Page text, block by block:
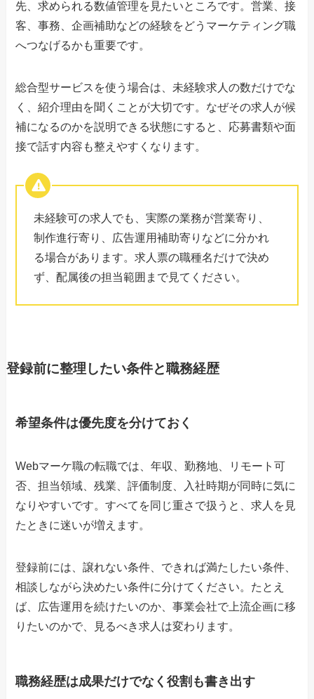
先、求められる数値管理を見たいところです。営業、接
客、事務、企画補助などの経験をどうマーケティング職
へつなげるかも重要です。
総合型サービスを使う場合は、未経験求人の数だけでな
く、紹介理由を聞くことが大切です。なぜその求人が候
補になるのかを説明できる状態にすると、応募書類や面
接で話す内容も整えやすくなります。
未経験可の求人でも、実際の業務が営業寄り、
制作進行寄り、広告運用補助寄りなどに分かれ
る場合があります。求人票の職種名だけで決め
ず、配属後の担当範囲まで見てください。
登録前に整理したい条件と職務経歴
希望条件は優先度を分けておく
Webマーケ職の転職では、年収、勤務地、リモート可
否、担当領域、残業、評価制度、入社時期が同時に気に
なりやすいです。すべてを同じ重さで扱うと、求人を見
たときに迷いが増えます。
登録前には、譲れない条件、できれば満たしたい条件、
相談しながら決めたい条件に分けてください。たとえ
ば、広告運用を続けたいのか、事業会社で上流企画に移
りたいのかで、見るべき求人は変わります。
職務経歴は成果だけでなく役割も書き出す